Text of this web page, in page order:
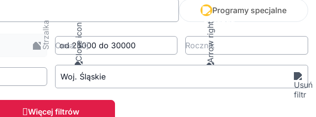
Programy specjalne
Cena[zł] Rocznik
Woj. Śląskie
Więcej filtrów